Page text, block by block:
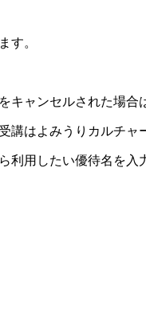
す。
ャンセルされた場合
はよみうりカルチャ
用したい優待名を入